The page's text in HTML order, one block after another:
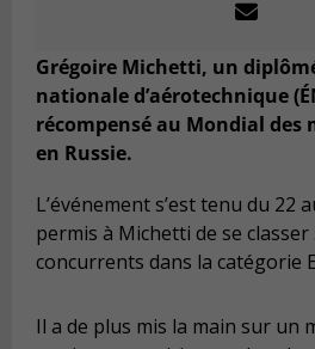
Grégoire Michetti, un
nationale d’aérotechnique
récompensé au Mondial des
en Russie.
L’événement s’est tenu du 22
permis à Michetti de se classer
concurrents dans la catégorie
Il a de plus mis la main sur un